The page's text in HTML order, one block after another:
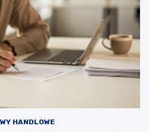
HANDLOWE